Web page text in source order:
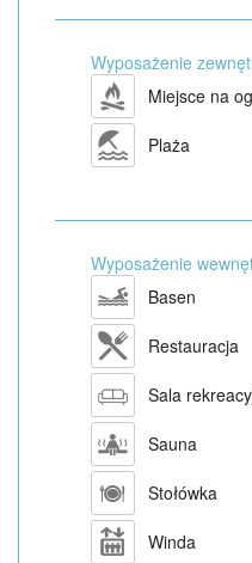
Wyposażenie
Miejsce na
Plaża
Wyposażenie
Basen
Restauracja
Sala
Sauna
Stołówka
Winda